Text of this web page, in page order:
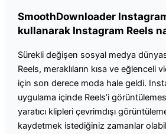
SmoothDownloader
kullanarak Instagram Reels
Sürekli değişen sosyal medya
Reels, meraklıların kısa ve eğlenceli
için son derece moda hale geldi.
uygulama içinde Reels’i
yaratıcı klipleri çevrimdışı
kaydetmek istediğiniz zamanlar